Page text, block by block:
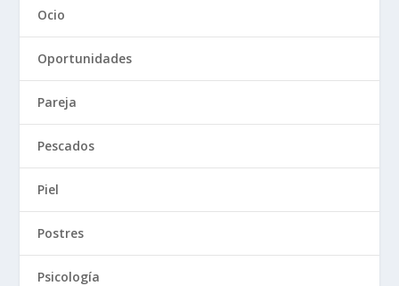
Ocio
Oportunidades
Pareja
Pescados
Piel
Postres
Psicología